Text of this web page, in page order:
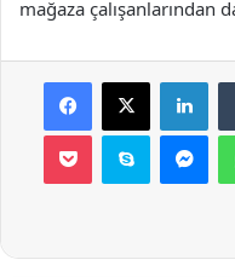
mağaza çalışanlarından
Facebook
X
Pocket Skype